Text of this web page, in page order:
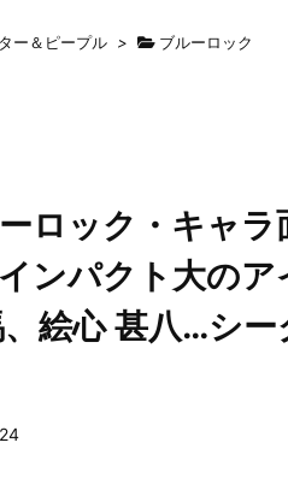
ー＆ピープル > ブルーロック
ーロック・キャ
ンパクト大の
絵心 甚八…シ